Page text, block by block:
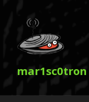
mar1sc0tron